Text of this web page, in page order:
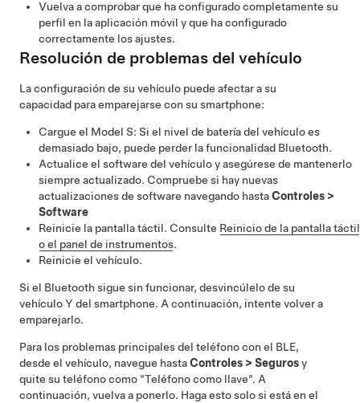
Vuelva a comprobar que ha configurado completamente su
perfil en la aplicación móvil y que ha configurado
correctamente los ajustes.
Resolución de problemas del vehículo
La configuración de su vehículo puede afectar a su
capacidad para emparejarse con su smartphone:
Cargue el Model S: Si el nivel de batería del vehículo es
demasiado bajo, puede perder la funcionalidad Bluetooth.
Actualice el software del vehículo y asegúrese de mantenerlo
siempre actualizado. Compruebe si hay nuevas
actualizaciones de software navegando hastaControles >
Software
Reinicie la pantalla táctil. Consulte Reinicio de la pantalla táctil
o el panel de instrumentos.
Reinicie el vehículo.
Si el Bluetooth sigue sin funcionar, desvincúlelo de su
vehículo Y del smartphone. A continuación, intente volver a
emparejarlo.
Para los problemas principales del teléfono con el BLE,
desde el vehículo, navegue hastaControles > Segurosy
quite su teléfono como "Teléfono como llave". A
continuación, vuelva a ponerlo. Haga esto solo si está en el